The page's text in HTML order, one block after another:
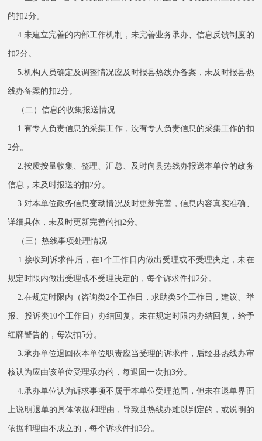
的扣2分。
4.未建立完善的内部工作机制，未完善业务承办、信息反馈制度的
扣2分。
5.机构人员确定及调整情况应及时报县热线办备案，未及时报县热
线办备案的扣2分。
（二）信息的收集报送情况
1.有专人负责信息的采集工作，没有专人负责信息的采集工作的扣
2分。
2.按质按量收集、整理、汇总、及时向县热线办报送本单位的政务
信息，未及时报送的扣2分。
3.对本单位政务信息变动情况及时更新完善，信息内容真实准确、
详细具体，未及时更新完善的扣2分。
（三）热线事项处理情况
1.接收到诉求件后，在1个工作日内做出受理或不受理决定，未在
规定时限内做出受理或不受理决定的，每个诉求件扣2分。
2.在规定时限内（咨询类2个工作日，求助类5个工作日，建议、举
报、投诉类10个工作日）办结回复。未在规定时限内办结回复，给予
红牌警告的，每次扣5分。
3.承办单位退回依本单位职责应当受理的诉求件，后经县热线办审
核认为应由该单位受理承办的，每退回一次扣3分。
4.承办单位认为诉求事项不属于本单位受理范围，但未在退单界面
上说明退单的具体依据和理由，导致县热线办难以判定的，或说明的
依据和理由不成立的，每个诉求件扣3分。